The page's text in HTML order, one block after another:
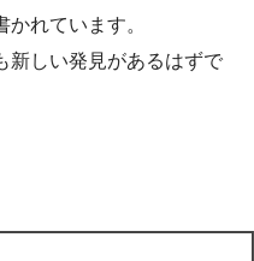
れています。
新しい発見があるはずで